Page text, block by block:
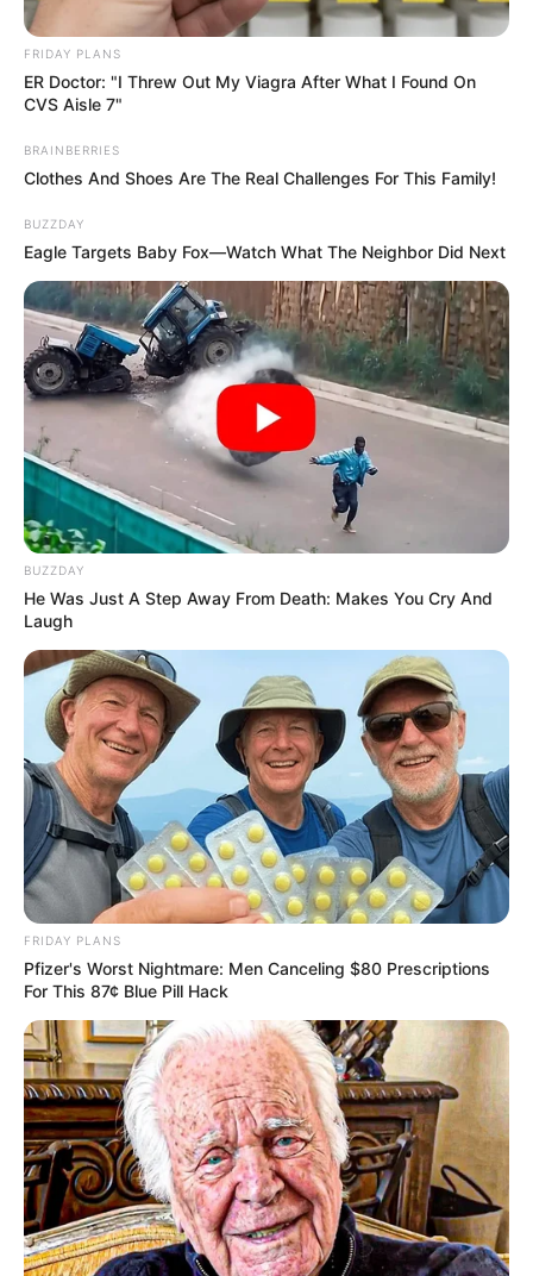
Posted
in
Friss hírek
Nagyon brutális időjárás vár
ránk jövőhéten, ez csúnya lesz! –
👇 Cikk a hozzászólásoknál >>>
by Szerző • January 11, 2026
FRIDAY PLANS
ER Doctor: "I Threw Out My Viagra After What I Found On
CVS Aisle 7"
BRAINBERRIES
Clothes And Shoes Are The Real Challenges For This Family!
BUZZDAY
Eagle Targets Baby Fox—Watch What The Neighbor Did Next
BUZZDAY
He Was Just A Step Away From Death: Makes You Cry And
Laugh
FRIDAY PLANS
Pfizer's Worst Nightmare: Men Canceling $80 Prescriptions
For This 87¢ Blue Pill Hack